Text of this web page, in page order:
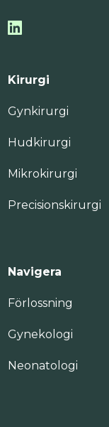
Kirurgi
Gynkirurgi
Hudkirurgi
Mikrokirurgi
Precisionskirurgi
Navigera
Förlossning
Gynekologi
Neonatologi